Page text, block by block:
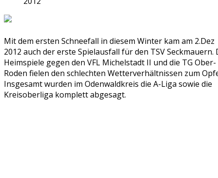
Mit dem ersten Schneefall in diesem Winter kam am 2.Dez
2012 auch der erste Spielausfall für den TSV Seckmauern.
Heimspiele gegen den VFL Michelstadt II und die TG Ober-
Roden fielen den schlechten Wetterverhältnissen zum
Insgesamt wurden im Odenwaldkreis die A-Liga sowie die
Kreisoberliga komplett abgesagt.